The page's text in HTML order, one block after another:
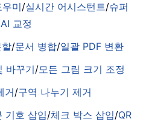
미/실시간 어시스턴트/슈퍼
AI 교정
/문서 병합/일괄 PDF 변환
바꾸기/모든 그림 크기 조정
거/구역 나누기 제거
기호 삽입/체크 박스 삽입/QR